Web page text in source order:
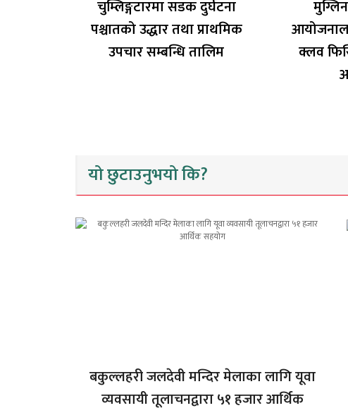
चुम्लिङ्गटारमा सडक दुर्घटना
पश्चातको उद्धार तथा प्राथमिक
उपचार सम्बन्धि तालिम
क्लव
यो छुटाउनुभयो कि?
बकुल्लहरी जलदेवी मन्दिर मेलाका लागि यूवा
व्यवसायी तूलाचनद्वारा ५१ हजार आर्थिक